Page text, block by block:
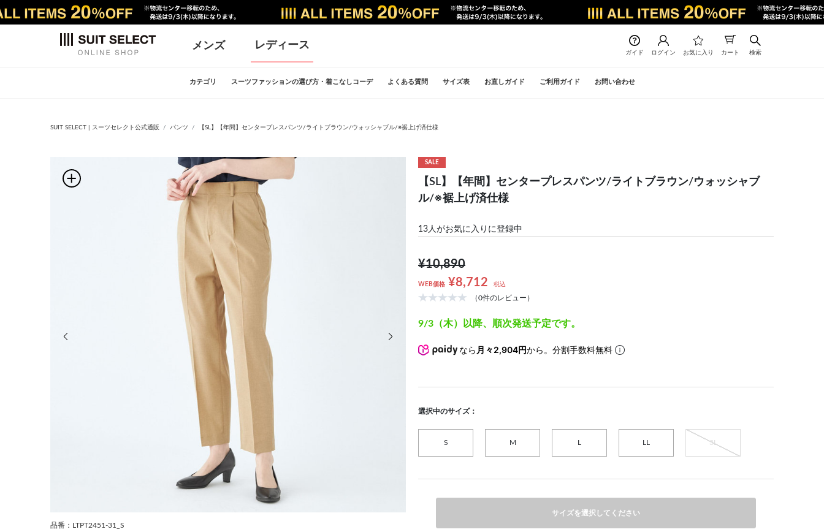
メンズ レディース
ガイド ログイン お気に入り カート 検索
カテゴリ スーツファッションの選び方・着こなしコーデ よくある質問 サイズ表 お直しガイド ご利用ガイド お問い合わせ
SUIT SELECT | スーツセレクト公式通販 パンツ 【SL】【年間】センタープレスパンツ/ライトブラウン/ウォッシャブル/※裾上げ済仕様
次の画像
品番：LTPT2451-31_S
SALE
【SL】【年間】センタープレスパンツ/ライトブラウン/ウォッシャブ
ル/※裾上げ済仕様
13人がお気に入りに登録中
¥10,890
WEB価格 ¥8,712 税込
（0件のレビュー）
9/3（木）以降、順次発送予定です。
なら 月々2,904円から。分割手数料無料
選択中のサイズ：
S M 3L
サイズを選択してください